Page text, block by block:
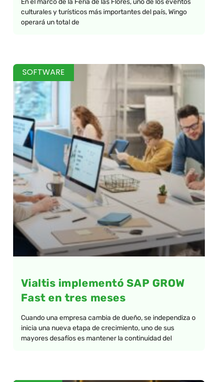
culturales y turísticos más importantes del país, Wingo
operará un total de
SOFTWARE
Vialtis implementó SAP GROW
Fast en tres meses
Cuando una empresa cambia de dueño, se independiza o
inicia una nueva etapa de crecimiento, uno de sus
mayores desafíos es mantener la continuidad del